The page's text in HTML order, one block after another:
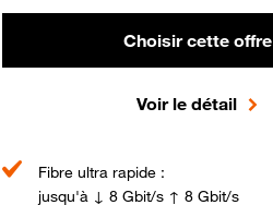
Choisir cette offre
Voir le détail
Fibre ultra rapide :
jusqu'à ↓ 8 Gbit/s ↑ 8 Gbit/s